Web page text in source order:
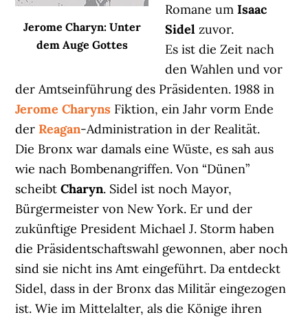
Jerome Charyn: Unter
dem Auge Gottes
Romane umIsaac
Sidel zuvor.
Es ist die Zeit nach
den Wahlen und vor
der Amtseinführung des Präsidenten. 1988 in
Jerome Charyns Fiktion, ein Jahr vorm Ende
der Reagan-Administration in der Realität.
Die Bronx war damals eine Wüste, es sah aus
wie nach Bombenangriffen. Von “Dünen”
scheibtCharyn. Sidel ist noch Mayor,
Bürgermeister von New York. Er und der
zukünftige President Michael J. Storm haben
die Präsidentschaftswahl gewonnen, aber noch
sind sie nicht ins Amt eingeführt. Da entdeckt
Sidel, dass in der Bronx das Militär eingezogen
ist. Wie im Mittelalter, als die Könige ihren